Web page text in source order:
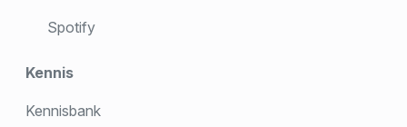
Spotify
Kennis
Kennisbank